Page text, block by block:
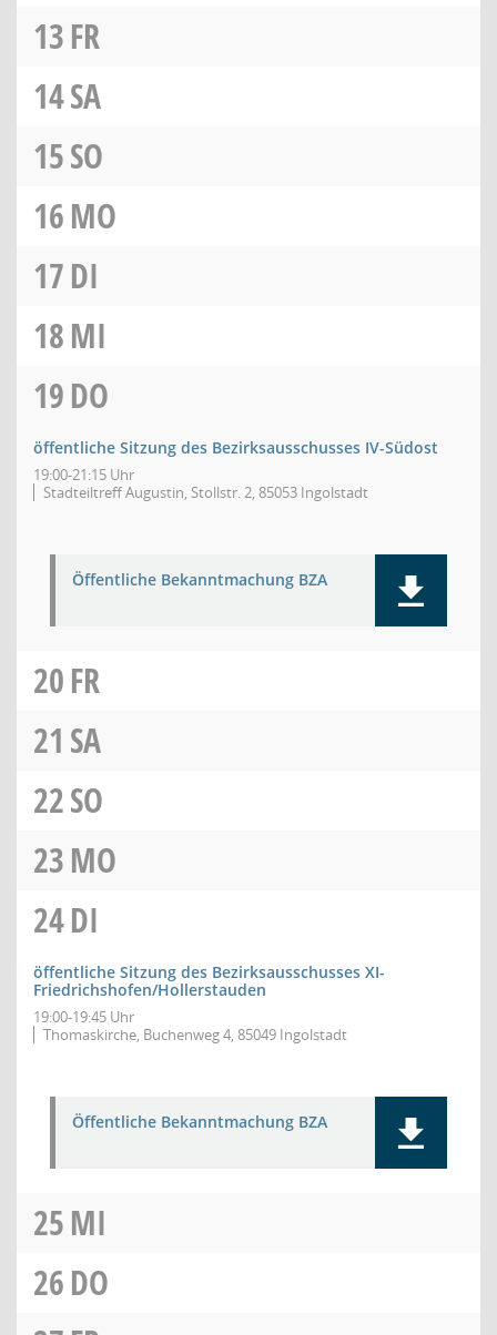
13FR
14SA
15SO
16MO
17DI
18MI
19DO
öffentliche Sitzung des Bezirksausschusses IV-Südost
19:00-21:15 Uhr
Stadteiltreff Augustin, Stollstr. 2, 85053 Ingolstadt
Öffentliche Bekanntmachung BZA
20FR
21 SA
22SO
23MO
24DI
öffentliche Sitzung des Bezirksausschusses XI-
Friedrichshofen/Hollerstauden
19:00-19:45 Uhr
Thomaskirche, Buchenweg 4, 85049 Ingolstadt
Öffentliche Bekanntmachung BZA
25MI
26DO